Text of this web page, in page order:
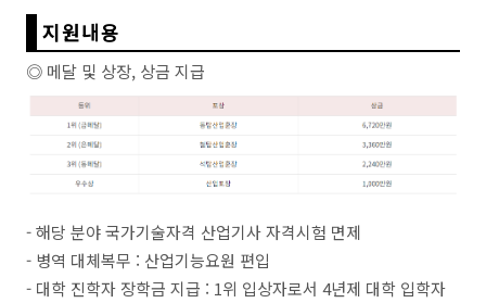
지원내용
◎ 메달 및 상장, 상금 지급
- 해당 분야 국가기술자격 산업기사 자격시험 면제
- 병역 대체복무 : 산업기능요원 편입
- 대학 진학자 장학금 지급 : 1위 입상자로서 4년제 대학 입학자